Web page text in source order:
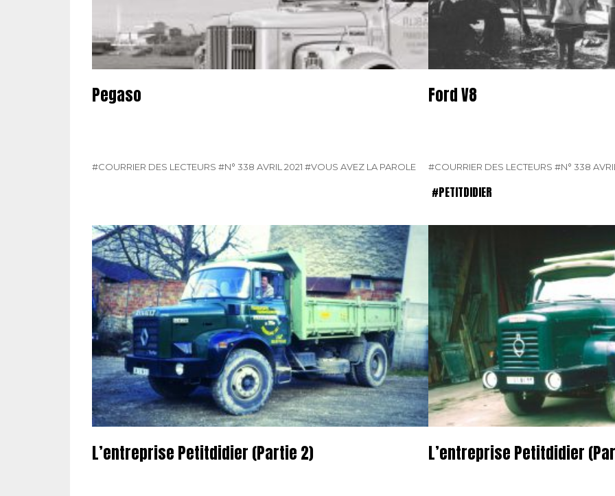
Pegaso
#COURRIER DES LECTEURS #N° 338 AVRIL 2021 #VOUS AVEZ LA PAROLE
Ford V8
#COURRIER DES LECTEURS #N° 338
#PETITDIDIER
L’entreprise Petitdidier (Partie 2) L’entreprise Petitdidier